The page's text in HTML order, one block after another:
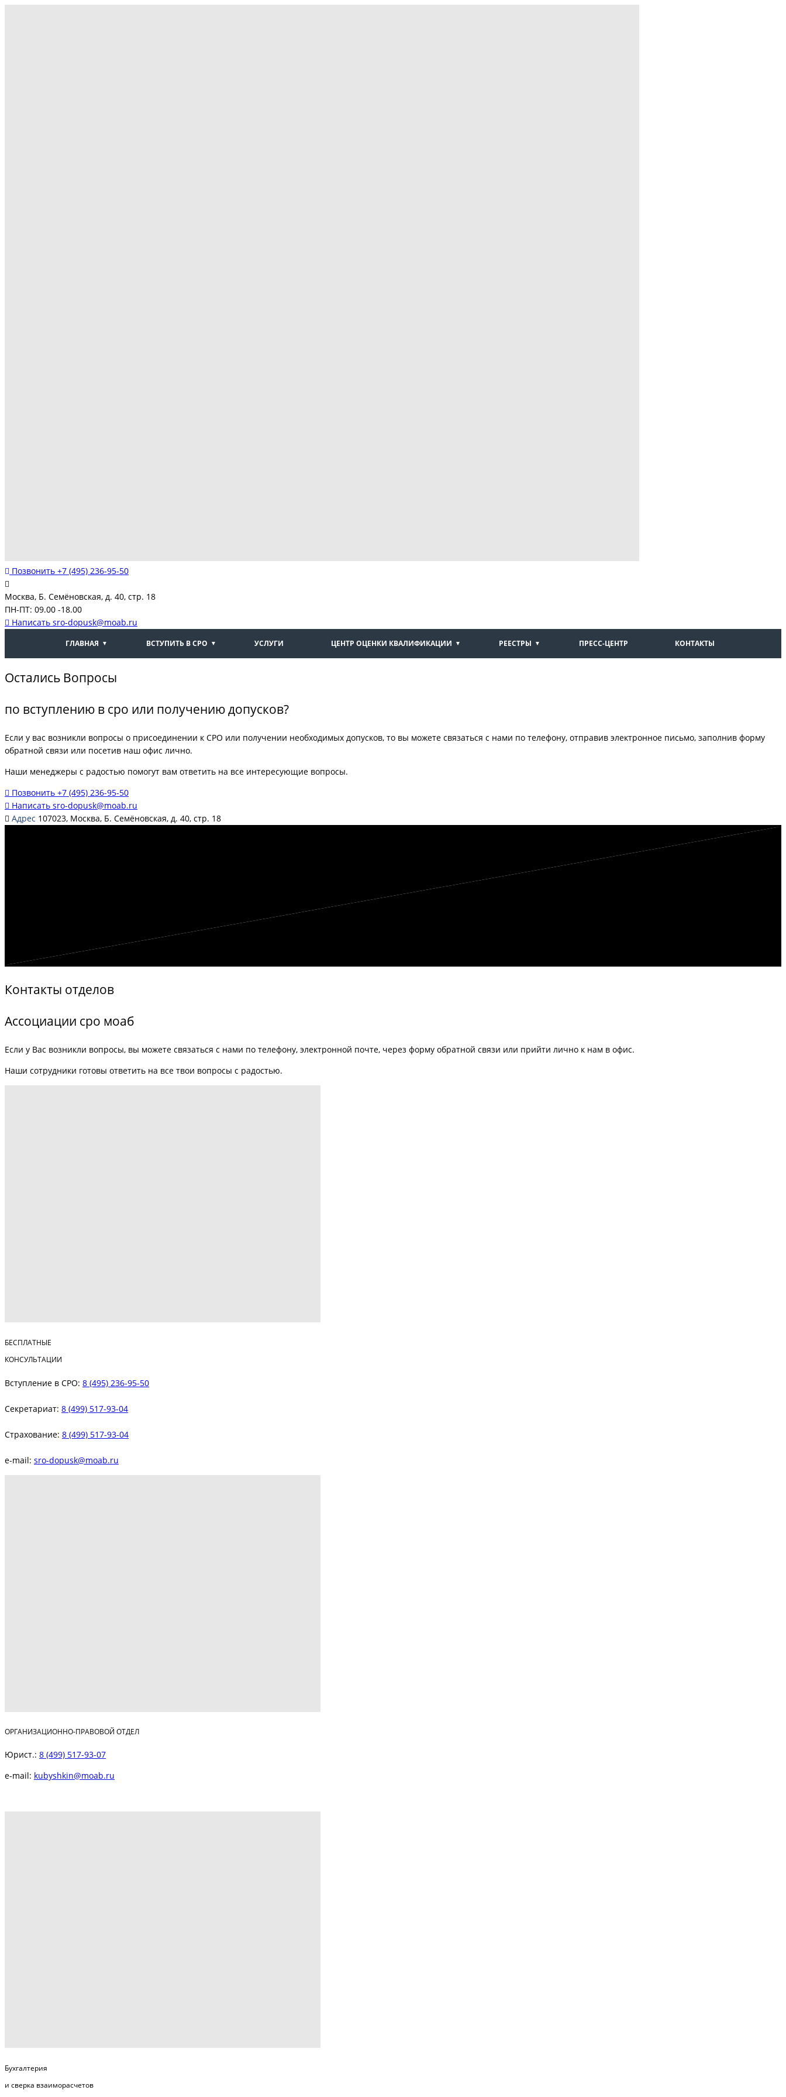
Позвонить +7 (495) 236-95-50
Москва, Б. Семёновская, д. 40, стр. 18
ПН-ПТ: 09.00 -18.00
Написать sro-dopusk@moab.ru
ГЛАВНАЯ ВСТУПИТЬ В СРО УСЛУГИ ЦЕНТР ОЦЕНКИ КВАЛИФИКАЦИИ РЕЕСТРЫ ПРЕСС-ЦЕНТР КОНТАКТЫ
Остались Вопросы
по вступлению в сро или получению допусков?
Если у вас возникли вопросы о присоединении к СРО или получении необходимых допусков, то вы можете связаться с нами по телефону, отправив электронное письмо, заполнив форму
обратной связи или посетив наш офис лично.
Наши менеджеры с радостью помогут вам ответить на все интересующие вопросы.
Позвонить +7 (495) 236-95-50
Написать sro-dopusk@moab.ru
Адрес 107023, Москва, Б. Семёновская, д. 40, стр. 18
Контакты отделов
Ассоциации сро моаб
Если у Вас возникли вопросы, вы можете связаться с нами по телефону, электронной почте, через форму обратной связи или прийти лично к нам в офис.
Наши сотрудники готовы ответить на все твои вопросы с радостью.
БЕСПЛАТНЫЕ
КОНСУЛЬТАЦИИ
Вступление в СРО: 8 (495) 236-95-50
Секретариат: 8 (499) 517-93-04
Страхование: 8 (499) 517-93-04
e-mail: sro-dopusk@moab.ru
ОРГАНИЗАЦИОННО-ПРАВОВОЙ ОТДЕЛ
Юрист.: 8 (499) 517-93-07
e-mail: kubyshkin@moab.ru
Бухгалтерия
и сверка взаиморасчетов